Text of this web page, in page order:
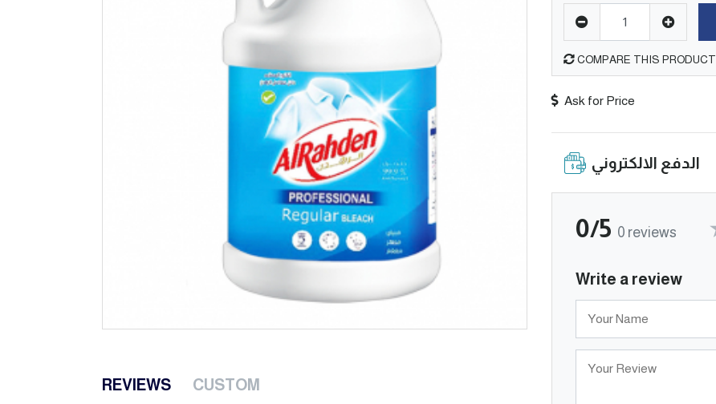
REVIEWS CUSTOM
COMPARE THIS PRODUCT
Ask for Price
الدفع الالكتروني
0/5 0 reviews
Write a review